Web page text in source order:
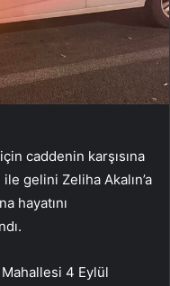
caddenin karşısına
gelini Zeliha Akalın’a
hayatını
Mahallesi 4 Eylül